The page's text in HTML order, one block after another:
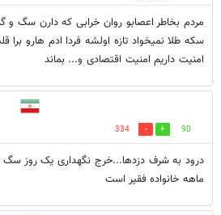
مردم بخاطر اعصابو روان خرابی که دارن سگ و
سکه طلا نمیخواد تازه اولشه فردا ادم هارو
امنیت داریم امنیت اقتصادی و... بماند
90
334
درود به شرف دزدها...خرج نگهداری یک روز سگ
ماهه خانواده فقیر است